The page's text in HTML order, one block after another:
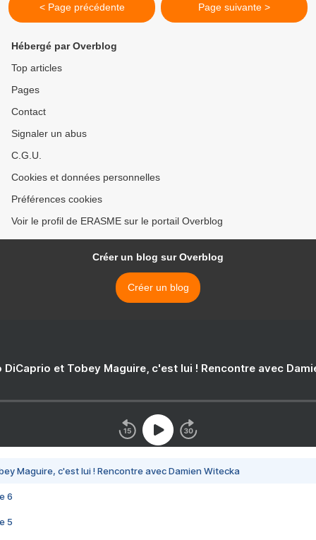
< Page précédente Page suivante >
Hébergé par Overblog
Top articles
Pages
Contact
Signaler un abus
C.G.U.
Cookies et données personnelles
Préférences cookies
Voir le profil de ERASME sur le portail Overblog
Créer un blog sur Overblog
Créer un blog
DiCaprio et Tobey Maguire, c'est lui ! Rencontre avec
Maguire, c'est lui ! Rencontre avec Damien Witecka
6
5